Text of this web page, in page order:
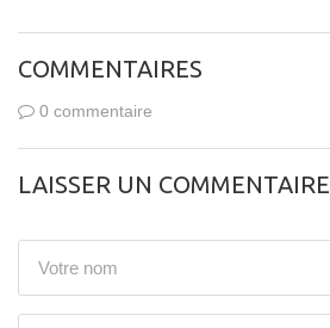
COMMENTAIRES
0 commentaire
LAISSER UN COMMENTAIRE